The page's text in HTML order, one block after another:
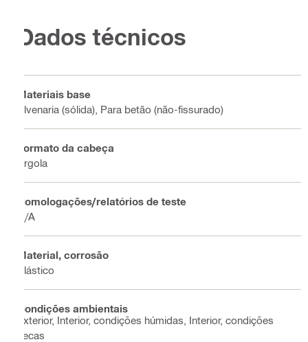
Dados técnicos
Materiais base
Alvenaria (sólida), Para betão (não-fissurado)
Formato da cabeça
Argola
Homologações/relatórios de teste
N/A
Material, corrosão
Plástico
Condições ambientais
Exterior, Interior, condições húmidas, Interior, condições
secas